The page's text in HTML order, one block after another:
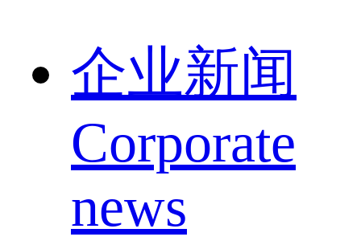
企业新闻
Corporate
news